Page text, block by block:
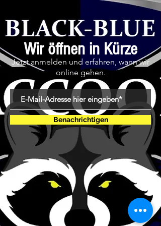
Wir öffnen in Kürze
Jetzt anmelden und erfahren, wann wir
online gehen.
Benachrichtigen